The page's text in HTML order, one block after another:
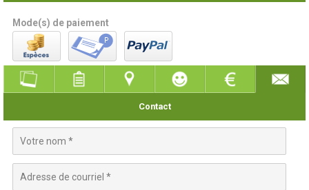
Mode(s) de paiement
Contact